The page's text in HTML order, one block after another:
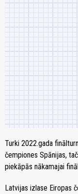
Turki 2022.gada
čempiones Spānijas,
piekāpās nākamajai
Latvijas izlase Eiropas